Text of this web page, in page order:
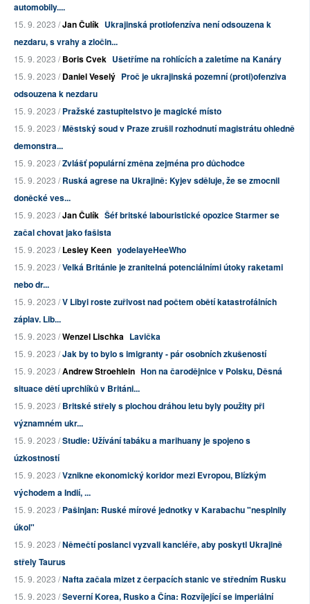
automobily....
15. 9. 2023 /Jan Čulík Ukrajinská protiofenzíva není odsouzena k
nezdaru, s vrahy a zločin...
15. 9. 2023 /Boris Cvek Ušetříme na rohlících a zaletíme na Kanáry
15. 9. 2023 /Daniel Veselý Proč je ukrajinská pozemní (proti)ofenziva
odsouzena k nezdaru
15. 9. 2023 /Pražské zastupitelstvo je magické místo
15. 9. 2023 /Městský soud v Praze zrušil rozhodnutí magistrátu ohledně
demonstra...
15. 9. 2023 /Zvlášť populární změna zejména pro důchodce
15. 9. 2023 /Ruská agrese na Ukrajině: Kyjev sděluje, že se zmocnil
doněcké ves...
15. 9. 2023 /Jan Čulík Šéf britské labouristické opozice Starmer se
začal chovat jako fašista
15. 9. 2023 /Lesley Keen yodelayeHeeWho
15. 9. 2023 /Velká Británie je zranitelná potenciálními útoky raketami
nebo dr...
15. 9. 2023 /V Libyi roste zuřivost nad počtem obětí katastrofálních
záplav. Lib...
15. 9. 2023 /Wenzel Lischka Lavička
15. 9. 2023 /Jak by to bylo s imigranty - pár osobních zkušeností
15. 9. 2023 /Andrew Stroehlein Hon na čarodějnice v Polsku, Děsná
situace dětí uprchlíků v Británi...
15. 9. 2023 /Britské střely s plochou dráhou letu byly použity při
významném ukr...
15. 9. 2023 /Studie: Užívání tabáku a marihuany je spojeno s
úzkostností
15. 9. 2023 /Vznikne ekonomický koridor mezi Evropou, Blízkým
východem a Indií, ...
15. 9. 2023 /Pašinjan: Ruské mírové jednotky v Karabachu "nesplnily
úkol"
15. 9. 2023 /Němečtí poslanci vyzvali kancléře, aby poskytl Ukrajině
střely Taurus
15. 9. 2023 /Nafta začala mizet z čerpacích stanic ve středním Rusku
15. 9. 2023 /Severní Korea, Rusko a Čína: Rozvíjející se imperiální